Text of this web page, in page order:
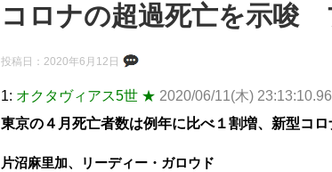
コロナの超過死亡を示唆
投稿日： 2020年6月12日
1: オクタヴィアス5世 ★ 2020/06/11(木)
東京の４月死亡者数は例年に比べ１割増、新型コ
片沼麻里加、リーディー・ガロウド